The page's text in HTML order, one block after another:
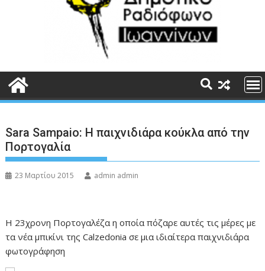
Sara Sampaio: Η παιχνιδιάρα κούκλα από την
Πορτογαλία
23 Μαρτίου 2015 admin admin
Η 23χρονη Πορτογαλέζα η οποία πόζαρε αυτές τις μέρες με
τα νέα μπικίνι της Calzedonia σε μια ιδιαίτερα παιχνιδιάρα
φωτογράφηση